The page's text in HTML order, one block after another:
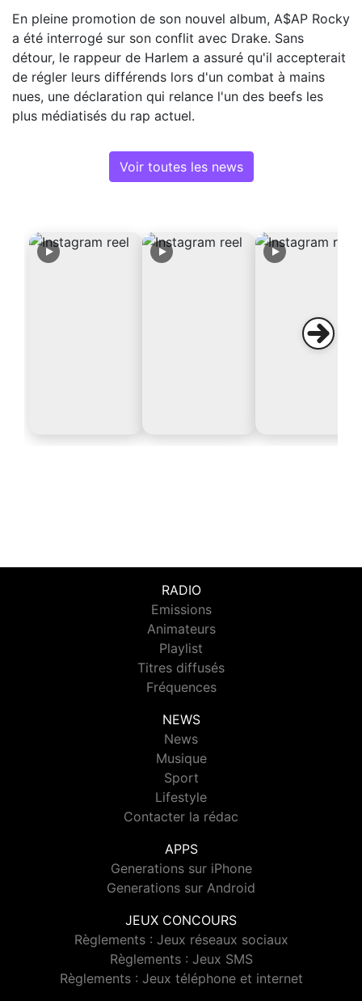
En pleine promotion de son nouvel album, A$AP Rocky
a été interrogé sur son conflit avec Drake. Sans
détour, le rappeur de Harlem a assuré qu'il accepterait
de régler leurs différends lors d'un combat à mains
nues, une déclaration qui relance l'un des beefs les
plus médiatisés du rap actuel.
Voir toutes les news
RADIO
Emissions
Animateurs
Playlist
Titres diffusés
Fréquences
NEWS
News
Musique
Sport
Lifestyle
Contacter la rédac
APPS
Generations sur iPhone
Generations sur Android
JEUX CONCOURS
Règlements : Jeux réseaux sociaux
Règlements : Jeux SMS
Règlements : Jeux téléphone et internet